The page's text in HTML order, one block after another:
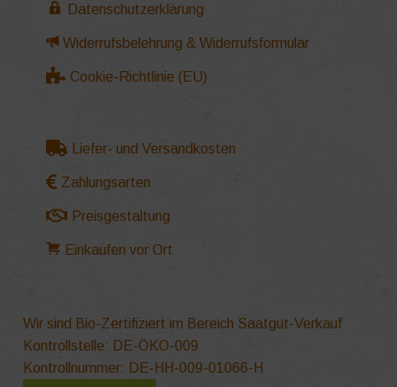
Datenschutzerklärung
Widerrufsbelehrung & Widerrufsformular
Cookie-Richtlinie (EU)
Liefer- und Versandkosten
Zahlungsarten
Preisgestaltung
Einkaufen vor Ort
Wir sind Bio-Zertifiziert im Bereich Saatgut-Verkauf
Kontrollstelle: DE-ÖKO-009
Kontrollnummer: DE-HH-009-01066-H